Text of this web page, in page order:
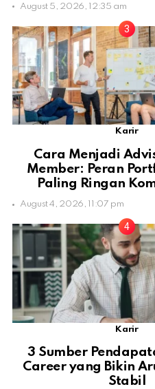
August 5, 2026, 12:35 am
Karir
Cara Menjadi
Member: Peran
Paling Ringan
August 4, 2026, 11:07 pm
Karir
3 Sumber
Career yang Bikin
Stabil